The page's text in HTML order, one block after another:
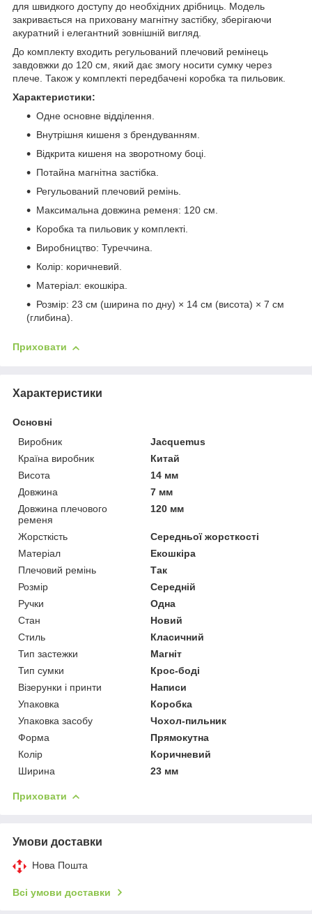
для швидкого доступу до необхідних дрібниць. Модель
закривається на приховану магнітну застібку, зберігаючи
акуратний і елегантний зовнішній вигляд.
До комплекту входить регульований плечовий ремінець
завдовжки до 120 см, який дає змогу носити сумку через
плече. Також у комплекті передбачені коробка та пильовик.
Характеристики:
Одне основне відділення.
Внутрішня кишеня з брендуванням.
Відкрита кишеня на зворотному боці.
Потайна магнітна застібка.
Регульований плечовий ремінь.
Максимальна довжина ременя: 120 см.
Коробка та пильовик у комплекті.
Виробництво: Туреччина.
Колір: коричневий.
Матеріал: екошкіра.
Розмір: 23 см (ширина по дну) × 14 см (висота) × 7 см
(глибина).
Приховати
Характеристики
Основні
Виробник
Jacquemus
Країна виробник
Китай
Висота
14 мм
Довжина
7 мм
Довжина плечового
ременя
120 мм
Жорсткість
Середньої жорсткості
Матеріал
Екошкіра
Плечовий ремінь
Так
Розмір
Середній
Ручки
Одна
Стан
Новий
Стиль
Класичний
Тип застежки
Магніт
Тип сумки
Крос-боді
Візерунки і принти
Написи
Упаковка
Коробка
Упаковка засобу
Чохол-пильник
Форма
Прямокутна
Колір
Коричневий
Ширина
23 мм
Приховати
Умови доставки
Нова Пошта
Всі умови доставки